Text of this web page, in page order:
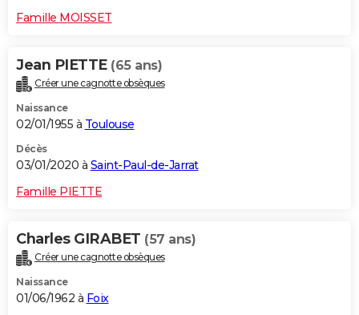
Famille MOISSET
Jean PIETTE (65 ans)
Créer une cagnotte obsèques
Naissance
02/01/1955 à Toulouse
Décès
03/01/2020 à Saint-Paul-de-Jarrat
Famille PIETTE
Charles GIRABET (57 ans)
Créer une cagnotte obsèques
Naissance
01/06/1962 à Foix